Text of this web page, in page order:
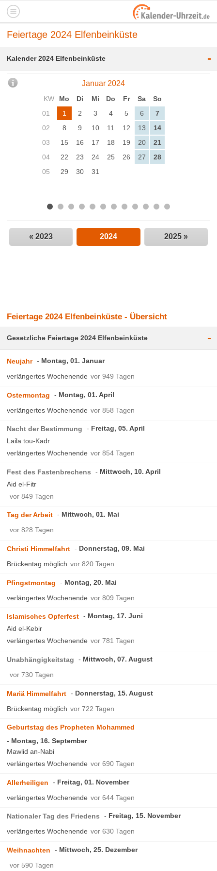
Feiertage 2024 Elfenbeinküste
Kalender 2024 Elfenbeinküste -
Januar 2024
KW Mo Di Mi Do Fr Sa
So
01
1 2 3 4 5 6
7
02
8 9 10 11 12 13
14
03
15 16 17 18 19 20
21
04
22 23 24 25 26 27
28
05
29 30 31
« 2023 2024 2025 »
Feiertage 2024 Elfenbeinküste - Übersicht
Gesetzliche Feiertage 2024 Elfenbeinküste -
Neujahr
Montag, 01. Januar
verlängertes Wochenende vor 949 Tagen
Ostermontag
Montag, 01. April
verlängertes Wochenende vor 858 Tagen
Nacht der Bestimmung
Freitag, 05. April
Laila tou-Kadr
verlängertes Wochenende vor 854 Tagen
Fest des Fastenbrechens
Mittwoch, 10. April
Aid el-Fitr
vor 849 Tagen
Tag der Arbeit
Mittwoch, 01. Mai
vor 828 Tagen
Christi Himmelfahrt
Donnerstag, 09. Mai
Brückentag möglich vor 820 Tagen
Pfingstmontag
Montag, 20. Mai
verlängertes Wochenende vor 809 Tagen
Islamisches Opferfest
Montag, 17. Juni
Aid el-Kebir
verlängertes Wochenende vor 781 Tagen
Unabhängigkeitstag
Mittwoch, 07. August
vor 730 Tagen
Mariä Himmelfahrt
Donnerstag, 15. August
Brückentag möglich vor 722 Tagen
Geburtstag des Propheten Mohammed
Montag, 16. September
Mawlid an-Nabi
verlängertes Wochenende vor 690 Tagen
Allerheiligen
Freitag, 01. November
verlängertes Wochenende vor 644 Tagen
Nationaler Tag des Friedens
Freitag, 15. November
verlängertes Wochenende vor 630 Tagen
Weihnachten
Mittwoch, 25. Dezember
vor 590 Tagen